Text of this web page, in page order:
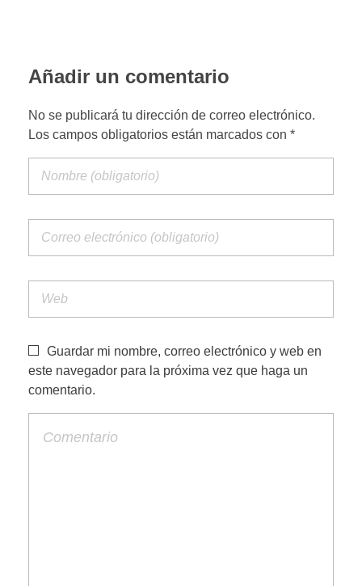
Añadir un comentario
No se publicará tu dirección de correo electrónico.
Los campos obligatorios están marcados con *
Guardar mi nombre, correo electrónico y web en
este navegador para la próxima vez que haga un
comentario.